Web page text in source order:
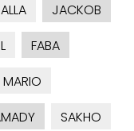
JACKOB
FABA
MARIO
SAKHO